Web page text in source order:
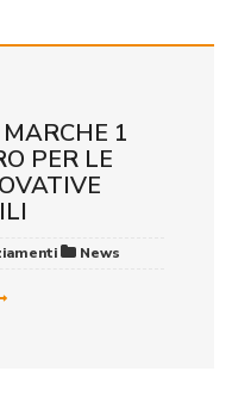
1
PER LE
News